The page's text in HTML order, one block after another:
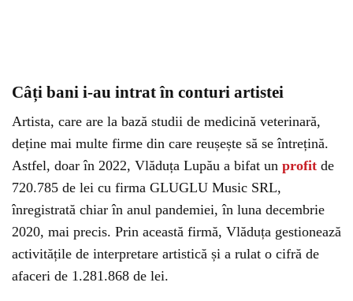
Câți bani i-au intrat în conturi artistei
Artista, care are la bază studii de medicină veterinară,
deține mai multe firme din care reușește să se întrețină.
Astfel, doar în 2022, Vlăduța Lupău a bifat un profit de
720.785 de lei cu firma GLUGLU Music SRL,
înregistrată chiar în anul pandemiei, în luna decembrie
2020, mai precis. Prin această firmă, Vlăduța gestionează
activitățile de interpretare artistică și a rulat o cifră de
afaceri de 1.281.868 de lei.